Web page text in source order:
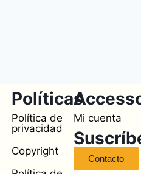
Políticas
Política de
privacidad
Copyright
Mi cuenta
Contacto